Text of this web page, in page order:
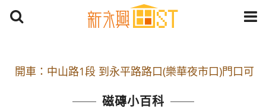
開車：中山路1段 到永平路路口(樂華夜市口)門口可
磁磚小百科